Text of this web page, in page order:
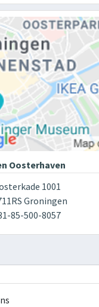
Oosterhaven
1001
Groningen
85-500-8057